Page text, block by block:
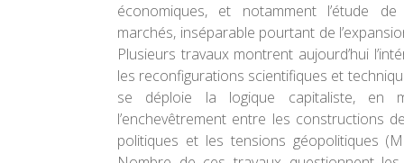
économiques, et notamment l’étude
marchés, inséparable pourtant de
Plusieurs travaux montrent aujourd’hui
les reconfigurations scientifiques et
se déploie la logique capitaliste, en
l’enchevêtrement entre les constructions
politiques et les tensions géopolitiques